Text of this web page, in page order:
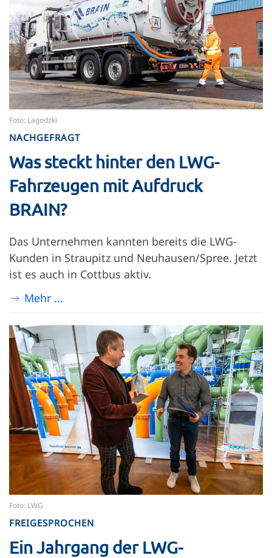
Foto: Lagodzki
NACHGEFRAGT
Was steckt hinter den LWG-
Fahrzeugen mit Aufdruck
BRAIN?
Das Unternehmen kannten bereits die LWG-
Kunden in Straupitz und Neuhausen/Spree. Jetzt
ist es auch in Cottbus aktiv.
Mehr …
Foto: LWG
FREIGESPROCHEN
Ein Jahrgang der LWG-